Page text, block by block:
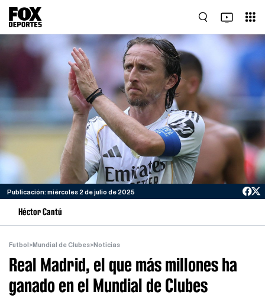
Publicación: miércoles 2 de julio de 2025
Héctor Cantú
Futbol >Mundial de Clubes>Noticias
Real Madrid, el que más millones ha
ganado en el Mundial de Clubes